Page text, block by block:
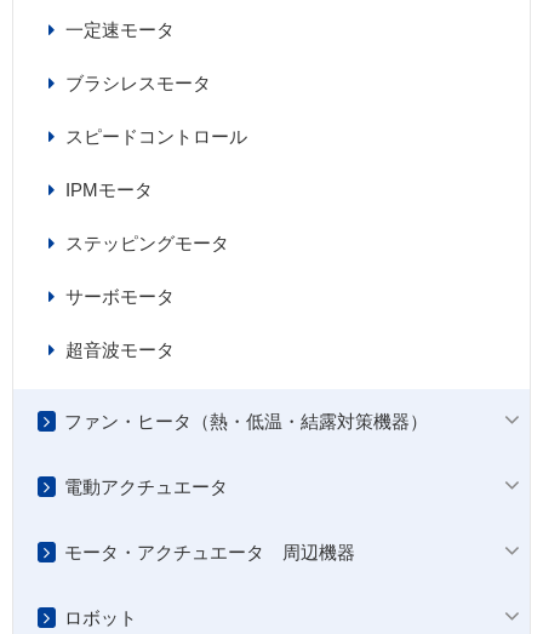
一定速モータ
ブラシレスモータ
スピードコントロール
IPMモータ
ステッピングモータ
サーボモータ
超音波モータ
ファン・ヒータ（熱・低温・結露対策機器）
電動アクチュエータ
モータ・アクチュエータ 周辺機器
ロボット